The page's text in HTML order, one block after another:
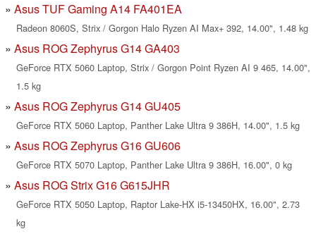
Asus TUF Gaming A14 FA401EA
Radeon 8060S, Strix / Gorgon Halo Ryzen AI Max+ 392, 14.00", 1.48 kg
Asus ROG Zephyrus G14 GA403
GeForce RTX 5060 Laptop, Strix / Gorgon Point Ryzen AI 9 465, 14.00",
1.5 kg
Asus ROG Zephyrus G14 GU405
GeForce RTX 5060 Laptop, Panther Lake Ultra 9 386H, 14.00", 1.5 kg
Asus ROG Zephyrus G16 GU606
GeForce RTX 5070 Laptop, Panther Lake Ultra 9 386H, 16.00", 0 kg
Asus ROG Strix G16 G615JHR
GeForce RTX 5050 Laptop, Raptor Lake-HX i5-13450HX, 16.00", 2.73
kg